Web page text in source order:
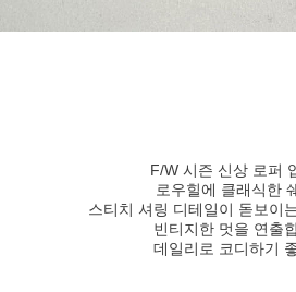
F/W 시즌 신상 로퍼
로우힐에 클래식한
스티치 셔링 디테일이 돋보이
빈티지한 멋을 연출
데일리로 코디하기